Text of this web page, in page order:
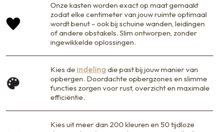
Onze kasten worden exact op maat gemaakt
zodat elke centimeter van jouw ruimte optimaal
wordt benut – ook bij schuine wanden, leidingen
of andere obstakels. Slim ontworpen, zonder
ingewikkelde oplossingen.
Kies de indeling die past bij jouw manier van
opbergen. Doordachte opbergzones en slimme
functies zorgen voor rust, overzicht en maximale
efficiëntie.
Kies uit meer dan 200 kleuren en 50 tijdloze